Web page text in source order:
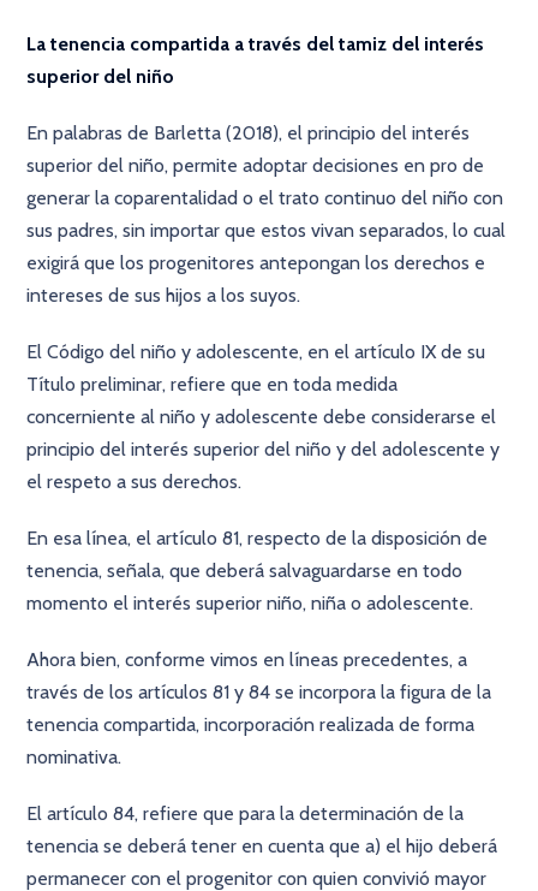
La tenencia compartida a través del tamiz del interés
superior del niño
En palabras de Barletta (2018), el principio del interés
superior del niño, permite adoptar decisiones en pro de
generar la coparentalidad o el trato continuo del niño con
sus padres, sin importar que estos vivan separados, lo cual
exigirá que los progenitores antepongan los derechos e
intereses de sus hijos a los suyos.
El Código del niño y adolescente, en el artículo IX de su
Título preliminar, refiere que en toda medida
concerniente al niño y adolescente debe considerarse el
principio del interés superior del niño y del adolescente y
el respeto a sus derechos.
En esa línea, el artículo 81, respecto de la disposición de
tenencia, señala, que deberá salvaguardarse en todo
momento el interés superior niño, niña o adolescente.
Ahora bien, conforme vimos en líneas precedentes, a
través de los artículos 81 y 84 se incorpora la figura de la
tenencia compartida, incorporación realizada de forma
nominativa.
El artículo 84, refiere que para la determinación de la
tenencia se deberá tener en cuenta que a) el hijo deberá
permanecer con el progenitor con quien convivió mayor